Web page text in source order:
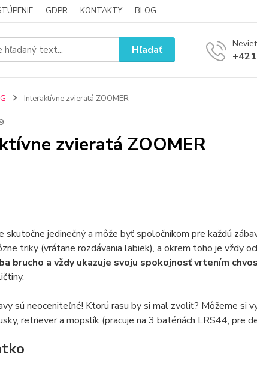
GDPR KONTAKTY BLOG
Hľadať
Interaktívne zvieratá ZOOMER
zvieratá ZOOMER
skutočne jedinečný a môže byť spoločníkom pre každú
triky (vrátane rozdávania labiek), a okrem toho je vždy
brucho a vždy ukazuje svoju spokojnosť vrtením
sú neoceniteľné! Ktorú rasu by si mal zvoliť? Môžeme si
retriever a mopslík (pracuje na 3 batériách LRS44, pre